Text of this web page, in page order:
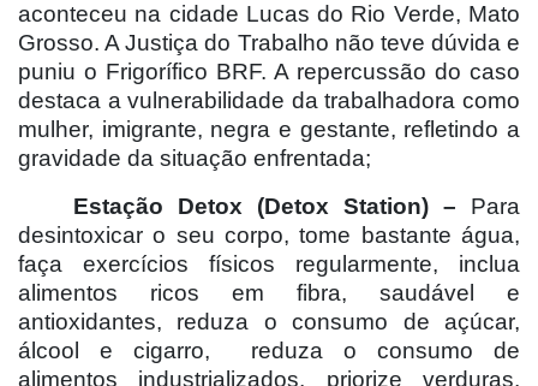
aconteceu na cidade Lucas do Rio Verde, Mato
Grosso. A Justiça do Trabalho não teve dúvida e
puniu o Frigorífico BRF. A repercussão do caso
destaca a vulnerabilidade da trabalhadora como
mulher, imigrante, negra e gestante, refletindo a
gravidade da situação enfrentada;
Estação Detox (Detox Station) – Para
desintoxicar o seu corpo, tome bastante água,
faça exercícios físicos regularmente, inclua
alimentos ricos em fibra, saudável e
antioxidantes, reduza o consumo de açúcar,
álcool e cigarro,
reduza o consumo de
alimentos industrializados, priorize verduras,